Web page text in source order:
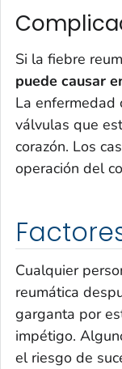
Si la fiebre
puede causar
La enfermedad
válvulas que
corazón. Los
operación del
Cualquier
reumática
garganta por
impétigo.
el riesgo de